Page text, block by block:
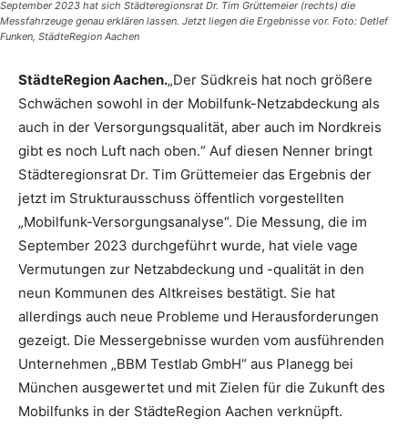
September 2023 hat sich Städteregionsrat Dr. Tim Grüttemeier (rechts) die
Messfahrzeuge genau erklären lassen. Jetzt liegen die Ergebnisse vor. Foto: Detlef
Funken, StädteRegion Aachen
StädteRegion Aachen.„Der Südkreis hat noch größere
Schwächen sowohl in der Mobilfunk-Netzabdeckung als
auch in der Versorgungsqualität, aber auch im Nordkreis
gibt es noch Luft nach oben.“ Auf diesen Nenner bringt
Städteregionsrat Dr. Tim Grüttemeier das Ergebnis der
jetzt im Strukturausschuss öffentlich vorgestellten
„Mobilfunk-Versorgungsanalyse“. Die Messung, die im
September 2023 durchgeführt wurde, hat viele vage
Vermutungen zur Netzabdeckung und -qualität in den
neun Kommunen des Altkreises bestätigt. Sie hat
allerdings auch neue Probleme und Herausforderungen
gezeigt. Die Messergebnisse wurden vom ausführenden
Unternehmen „BBM Testlab GmbH“ aus Planegg bei
München ausgewertet und mit Zielen für die Zukunft des
Mobilfunks in der StädteRegion Aachen verknüpft.